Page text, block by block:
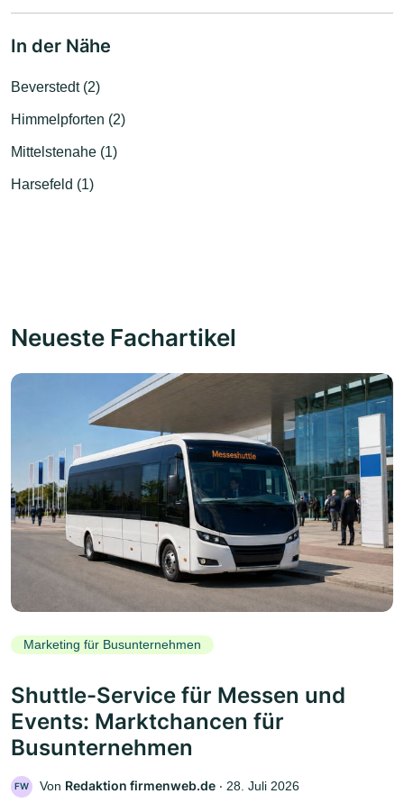
In der Nähe
Beverstedt (2)
Himmelpforten (2)
Mittelstenahe (1)
Harsefeld (1)
Neueste Fachartikel
Marketing für Busunternehmen
Shuttle-Service für Messen und
Events: Marktchancen für
Busunternehmen
FW Von Redaktion firmenweb.de ‧ 28. Juli 2026